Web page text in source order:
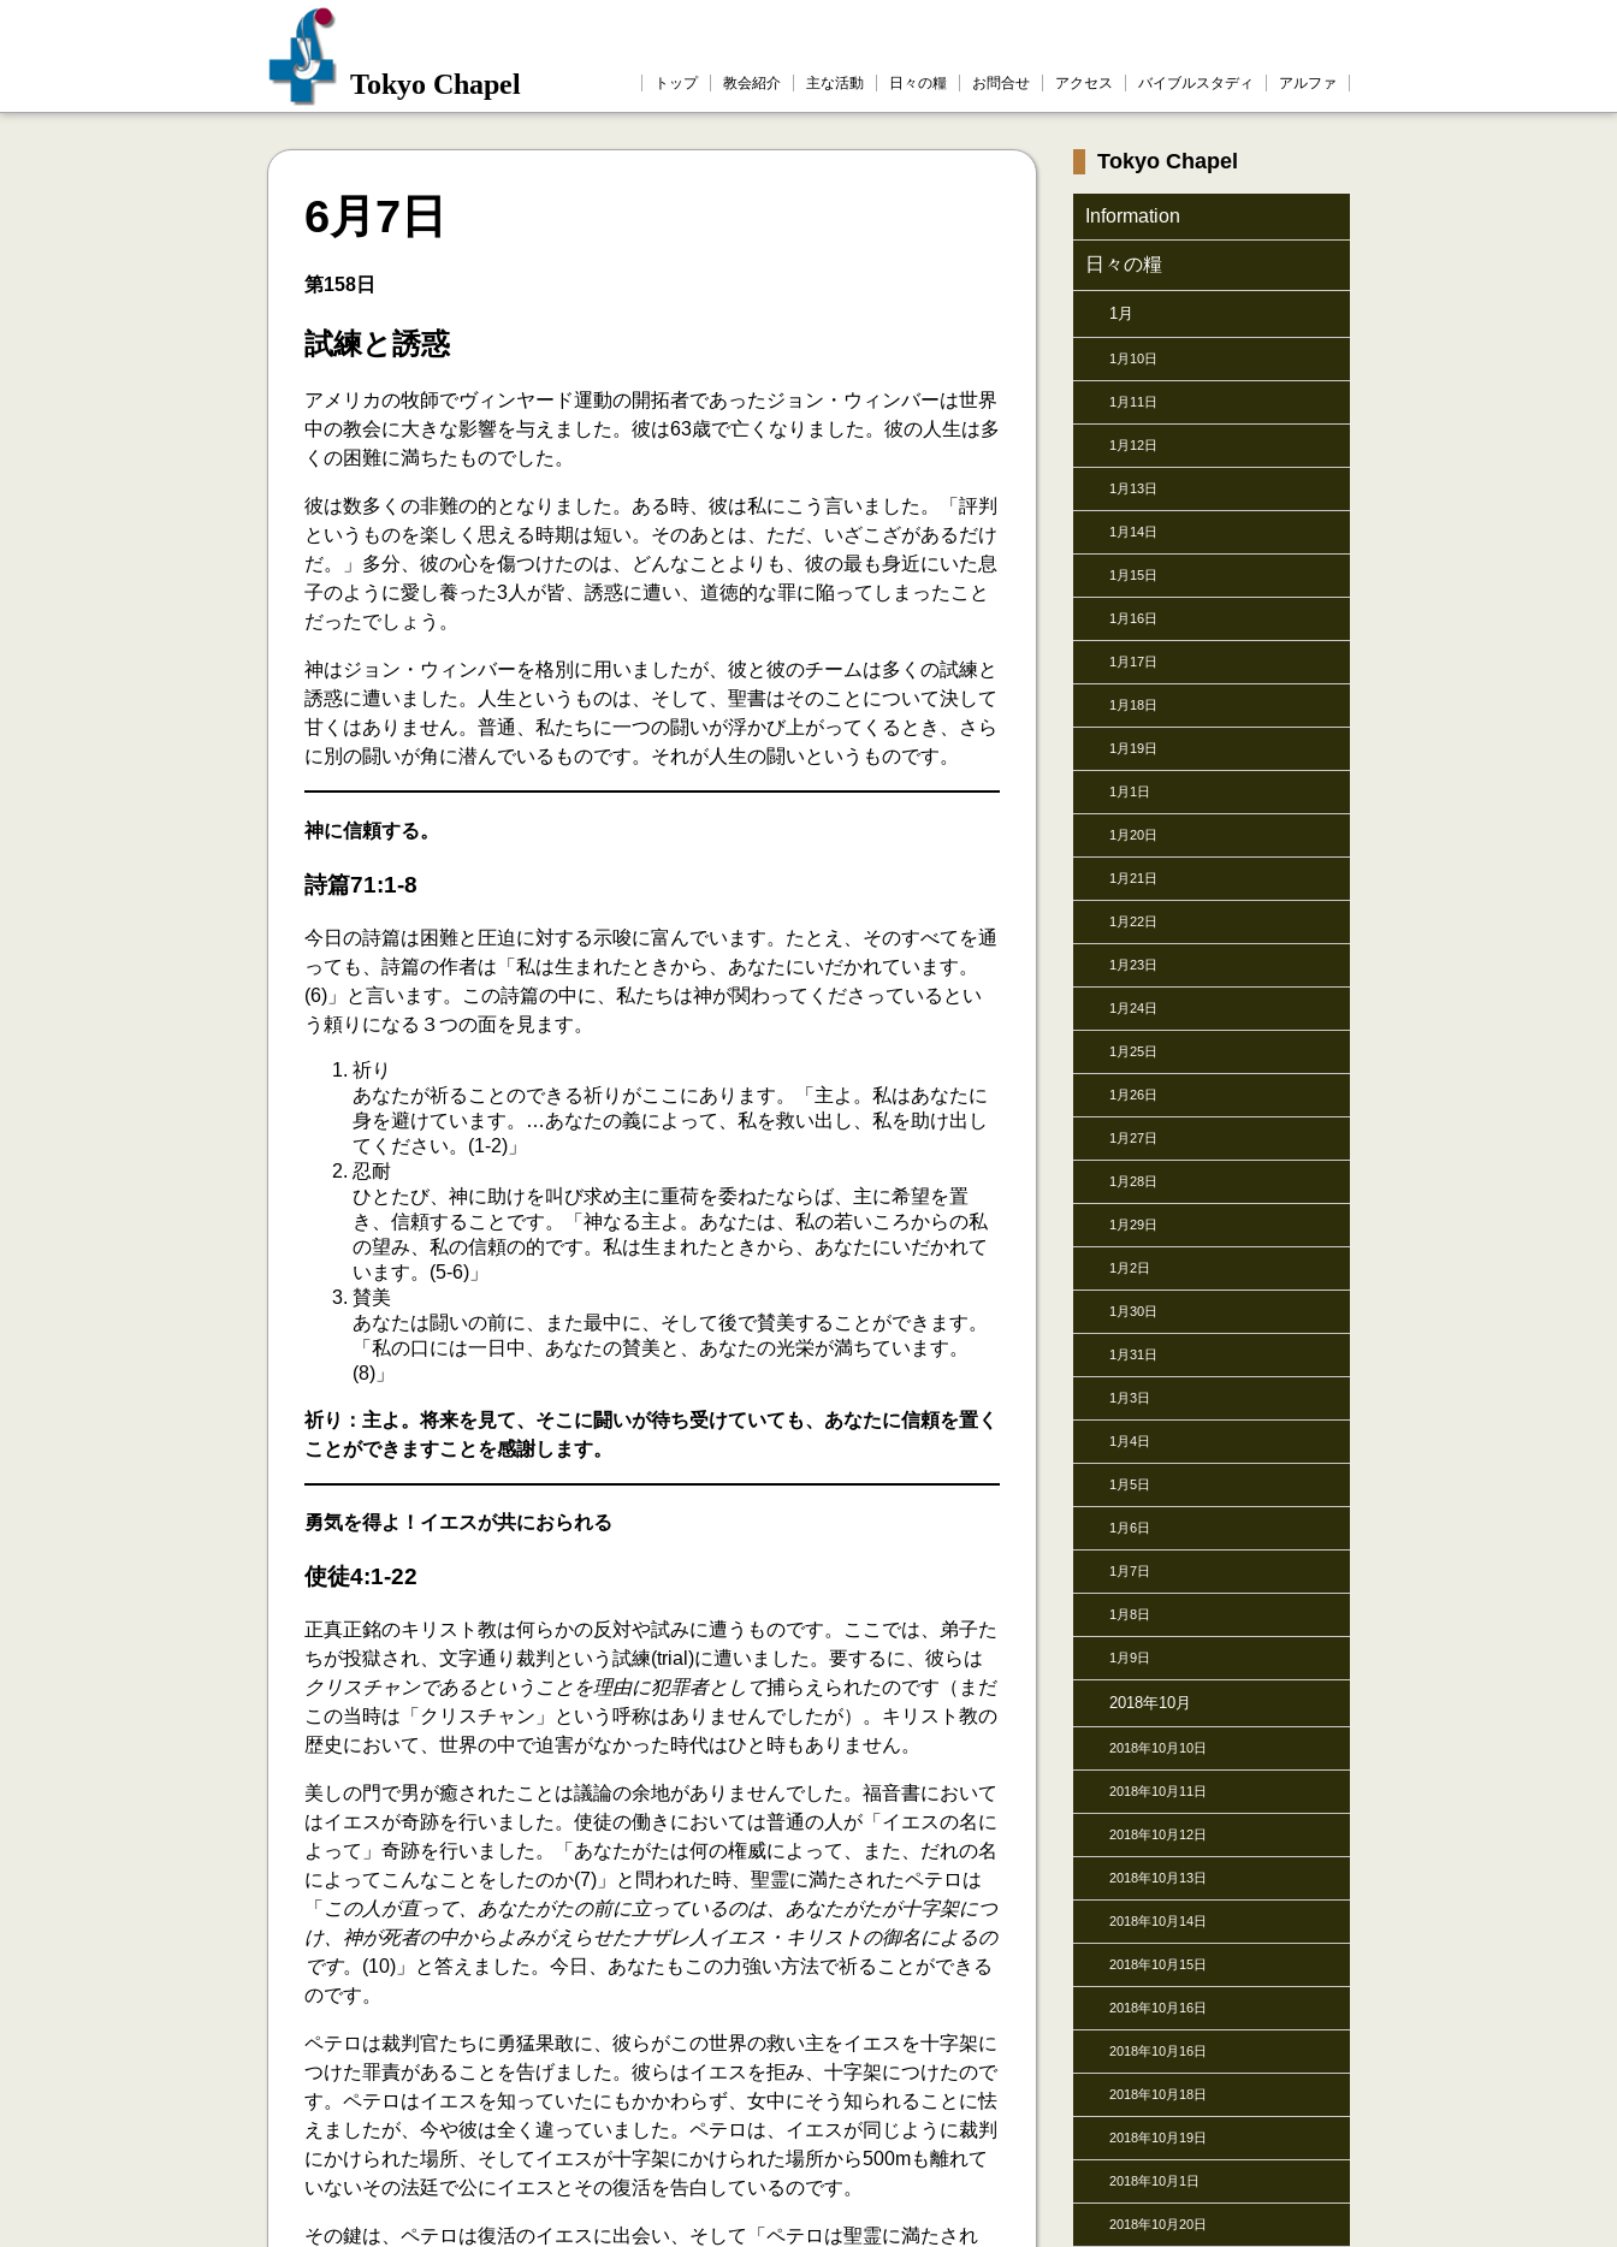
Tokyo Chapel トップ 教会紹介 主な活動 日々の糧 お問合せ アクセス バイブルスタディ アルファ
6月7日
第158日
試練と誘惑
アメリカの牧師でヴィンヤード運動の開拓者であったジョン・ウィンバーは世界
中の教会に大きな影響を与えました。彼は63歳で亡くなりました。彼の人生は多
くの困難に満ちたものでした。
彼は数多くの非難の的となりました。ある時、彼は私にこう言いました。「評判
というものを楽しく思える時期は短い。そのあとは、ただ、いざこざがあるだけ
だ。」多分、彼の心を傷つけたのは、どんなことよりも、彼の最も身近にいた息
子のように愛し養った3人が皆、誘惑に遭い、道徳的な罪に陥ってしまったこと
だったでしょう。
神はジョン・ウィンバーを格別に用いましたが、彼と彼のチームは多くの試練と
誘惑に遭いました。人生というものは、そして、聖書はそのことについて決して
甘くはありません。普通、私たちに一つの闘いが浮かび上がってくるとき、さら
に別の闘いが角に潜んでいるものです。それが人生の闘いというものです。
神に信頼する。
詩篇71:1-8
今日の詩篇は困難と圧迫に対する示唆に富んでいます。たとえ、そのすべてを通
っても、詩篇の作者は「私は生まれたときから、あなたにいだかれています。
(6)」と言います。この詩篇の中に、私たちは神が関わってくださっているとい
う頼りになる３つの面を見ます。
祈り
あなたが祈ることのできる祈りがここにあります。「主よ。私はあなたに
身を避けています。…あなたの義によって、私を救い出し、私を助け出し
てください。(1-2)」
忍耐
ひとたび、神に助けを叫び求め主に重荷を委ねたならば、主に希望を置
き、信頼することです。「神なる主よ。あなたは、私の若いころからの私
の望み、私の信頼の的です。私は生まれたときから、あなたにいだかれて
います。(5-6)」
賛美
あなたは闘いの前に、また最中に、そして後で賛美することができます。
「私の口には一日中、あなたの賛美と、あなたの光栄が満ちています。
(8)」
祈り：主よ。将来を見て、そこに闘いが待ち受けていても、あなたに信頼を置く
ことができますことを感謝します。
勇気を得よ！イエスが共におられる
使徒4:1-22
正真正銘のキリスト教は何らかの反対や試みに遭うものです。ここでは、弟子た
ちが投獄され、文字通り裁判という試練(trial)に遭いました。要するに、彼らは
クリスチャンであるということを理由に犯罪者として捕らえられたのです（まだ
この当時は「クリスチャン」という呼称はありませんでしたが）。キリスト教の
歴史において、世界の中で迫害がなかった時代はひと時もありません。
美しの門で男が癒されたことは議論の余地がありませんでした。福音書において
はイエスが奇跡を行いました。使徒の働きにおいては普通の人が「イエスの名に
よって」奇跡を行いました。「あなたがたは何の権威によって、また、だれの名
によってこんなことをしたのか(7)」と問われた時、聖霊に満たされたペテロは
「 この人が直って、あなたがたの前に立っているのは、あなたがたが十字架につ
け、神が死者の中からよみがえらせたナザレ人イエス・キリストの御名によるの
です。(10)」と答えました。今日、あなたもこの力強い方法で祈ることができる
のです。
ペテロは裁判官たちに勇猛果敢に、彼らがこの世界の救い主をイエスを十字架に
つけた罪責があることを告げました。彼らはイエスを拒み、十字架につけたので
す。ペテロはイエスを知っていたにもかかわらず、女中にそう知られることに怯
えましたが、今や彼は全く違っていました。ペテロは、イエスが同じように裁判
にかけられた場所、そしてイエスが十字架にかけられた場所から500mも離れて
いないその法廷で公にイエスとその復活を告白しているのです。
その鍵は、ペテロは復活のイエスに出会い、そして「ペテロは聖霊に満たされ
Tokyo Chapel
Information
日々の糧
1月
1月10日
1月11日
1月12日
1月13日
1月14日
1月15日
1月16日
1月17日
1月18日
1月19日
1月1日
1月20日
1月21日
1月22日
1月23日
1月24日
1月25日
1月26日
1月27日
1月28日
1月29日
1月2日
1月30日
1月31日
1月3日
1月4日
1月5日
1月6日
1月7日
1月8日
1月9日
2018年10月
2018年10月10日
2018年10月11日
2018年10月12日
2018年10月13日
2018年10月14日
2018年10月15日
2018年10月16日
2018年10月16日
2018年10月18日
2018年10月19日
2018年10月1日
2018年10月20日